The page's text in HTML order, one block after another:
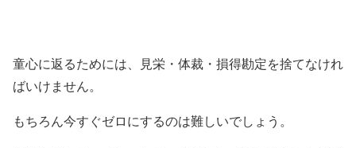
童心に返るためには、見栄・体裁・損得勘定を捨てなけれ
ばいけません。
もちろん今すぐゼロにするのは難しいでしょう。